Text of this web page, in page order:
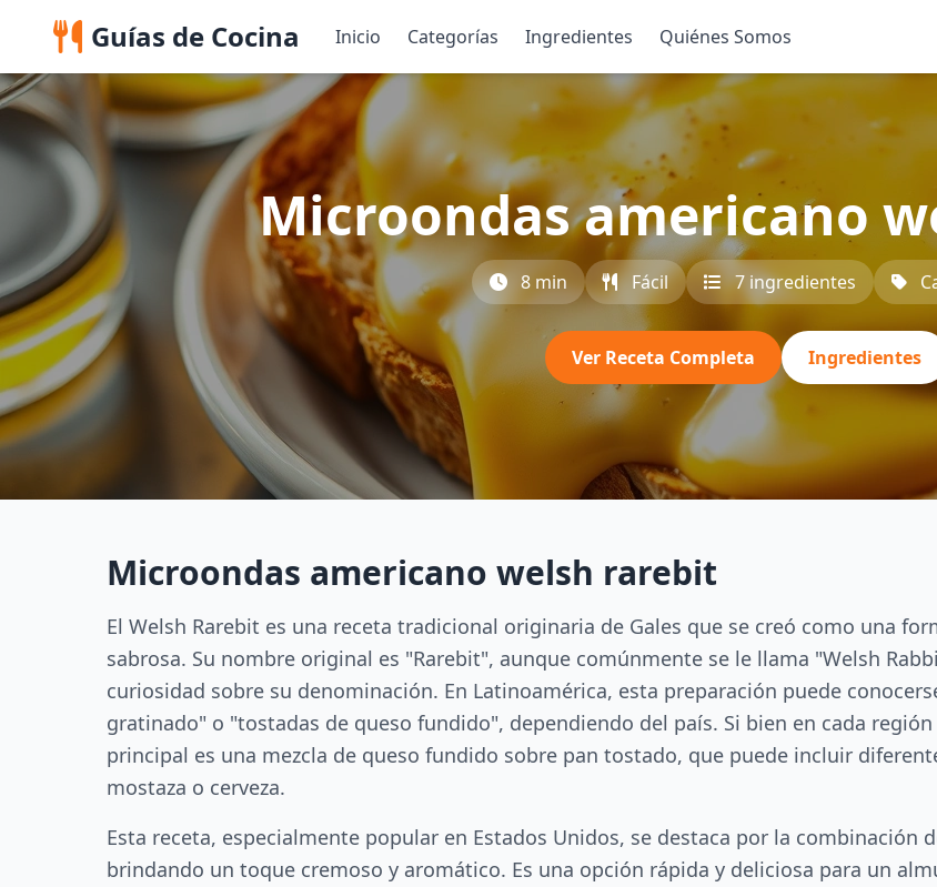
Guías de Cocina Inicio Categorías Ingredientes Quiénes Somos
Microondas americano
8 min Fácil 7 ingredientes
Ver Receta Completa Ingredientes
Microondas americano welsh rarebit
El Welsh Rarebit es una receta tradicional originaria de Gales que se creó como una
sabrosa. Su nombre original es "Rarebit", aunque comúnmente se le llama "Welsh
curiosidad sobre su denominación. En Latinoamérica, esta preparación puede
gratinado" o "tostadas de queso fundido", dependiendo del país. Si bien en cada
principal es una mezcla de queso fundido sobre pan tostado, que puede incluir
mostaza o cerveza.
Esta receta, especialmente popular en Estados Unidos, se destaca por la combinación
brindando un toque cremoso y aromático. Es una opción rápida y deliciosa para un